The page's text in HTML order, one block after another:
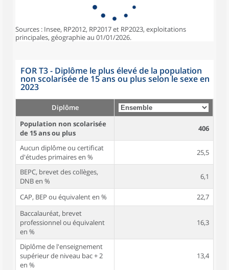
Sources : Insee, RP2012, RP2017 et RP2023, exploitations
principales, géographie au 01/01/2026.
FOR T3 - Diplôme le plus élevé de la population
non scolarisée de 15 ans ou plus selon le sexe en
2023
Diplôme
Population non scolarisée
de 15 ans ou plus
406
Aucun diplôme ou certificat
d'études primaires en %
25,5
BEPC, brevet des collèges,
DNB en %
6,1
CAP, BEP ou équivalent en %
22,7
Baccalauréat, brevet
professionnel ou équivalent
en %
16,3
Diplôme de l'enseignement
supérieur de niveau bac + 2
en %
13,4